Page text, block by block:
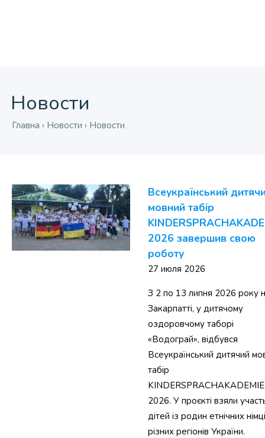
Новости
Главна › Новости › Новости
Всеукраїнський
мовний табір
2026 завершив свою
роботу
27 июля 2026
З 2 по 13 липня 2026 року
Закарпатті, у дитячому
оздоровчому таборі
«Водограй», відбувся
Всеукраїнський дитячий
табір
KINDERSPRACHAKADEMIE
2026. У проєкті взяли
дітей із родин етнічних
різних регіонів України.